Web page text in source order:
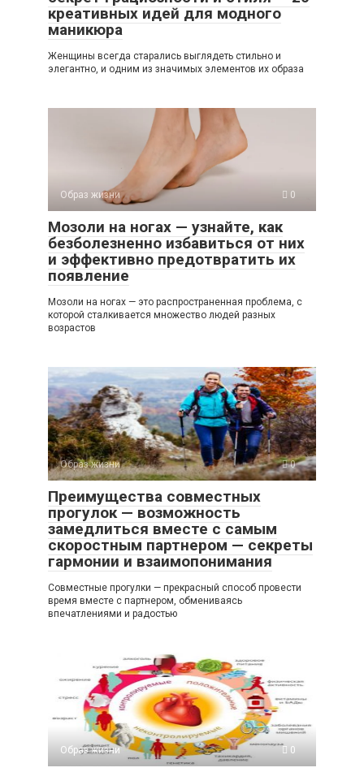
креативных идей для модного
маникюра
Женщины всегда старались выглядеть стильно и
элегантно, и одним из значимых элементов их образа
Образ жизни 0
Мозоли на ногах — узнайте, как
безболезненно избавиться от них
и эффективно предотвратить их
появление
Мозоли на ногах — это распространенная проблема, с
которой сталкивается множество людей разных
возрастов
Образ жизни 0
Преимущества совместных
прогулок — возможность
замедлиться вместе с самым
скоростным партнером — секреты
гармонии и взаимопонимания
Совместные прогулки — прекрасный способ провести
время вместе с партнером, обмениваясь
впечатлениями и радостью
Образ жизни 0